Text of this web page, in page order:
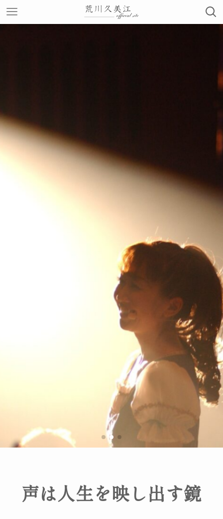
荒川久美江オフィシャルサイト
声は人生を映し出す鏡